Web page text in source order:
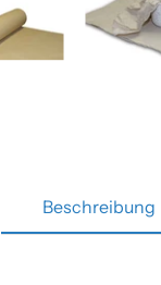
Beschreibung